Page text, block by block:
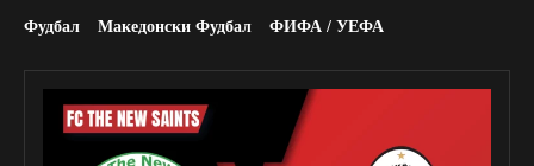
Фудбал Македонски Фудбал ФИФА / УЕФА